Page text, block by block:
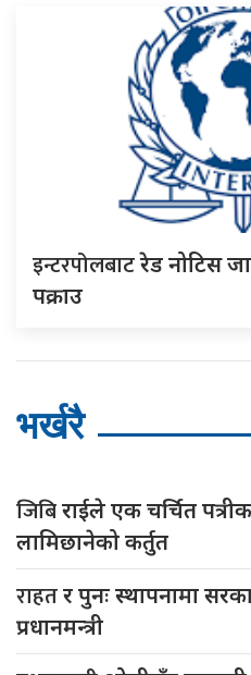
इन्टरपोलबाटरेड नोटिस
पक्राउ
भर्खरै
जिबिराईले एक चर्चित
लामिछानेको कर्तुत
राहतर पुनः स्थापनामा
प्रधानमन्त्री